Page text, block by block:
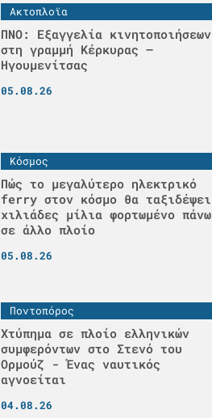
Ακτοπλοϊα
ΠΝΟ: Εξαγγελία κινητοποιήσεων
στη γραμμή Κέρκυρας –
Ηγουμενίτσας
05.08.26
Κόσμος
Πώς το μεγαλύτερο ηλεκτρικό
ferry στον κόσμο θα ταξιδέψει
χιλιάδες μίλια φορτωμένο πάνω
σε άλλο πλοίο
05.08.26
Ποντοπόρος
Χτύπημα σε πλοίο ελληνικών
συμφερόντων στο Στενό του
Ορμούζ - Ένας ναυτικός
αγνοείται
04.08.26